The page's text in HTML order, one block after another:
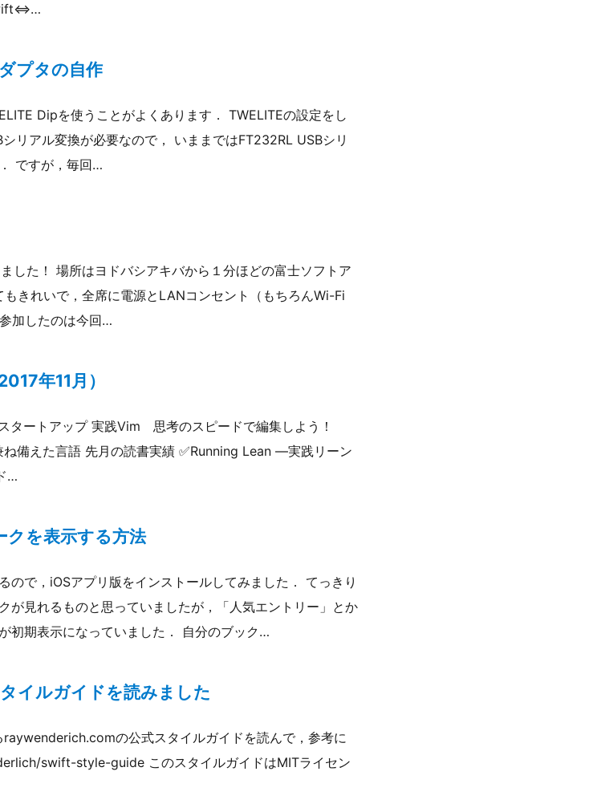
プタの自作
Dipを使うことがよくあります． TWELITEの設定をし
リアル変換が必要なので， いままではFT232RL USBシリ
ですが，毎回…
した！ 場所はヨドバシアキバから１分ほどの富士ソフトア
きれいで，全席に電源とLANコンセント（もちろんWi-Fi
加したのは今回…
年11月）
タートアップ 実践Vim 思考のスピードで編集しよう！
備えた言語 先月の読書実績 ✅Running Lean ―実践リーン
…
クを表示する方法
ので，iOSアプリ版をインストールしてみました． てっきり
が見れるものと思っていましたが，「人気エントリー」とか
初期表示になっていました． 自分のブック…
イルガイドを読みました
の公式スタイルガイドを読んで，参考に
swift-style-guide このスタイルガイドはMITライセン